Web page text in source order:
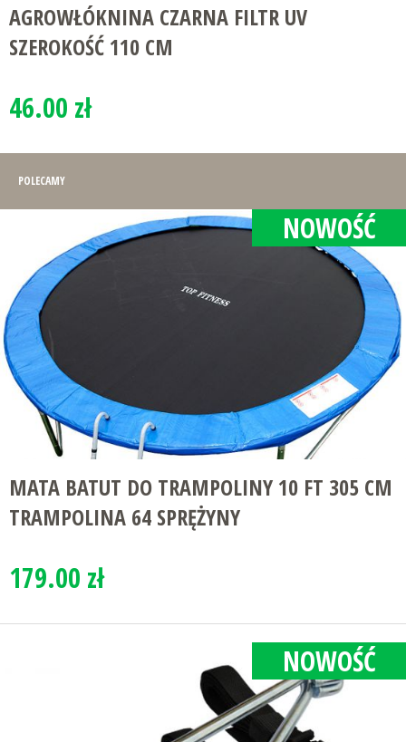
AGROWŁÓKNINA CZARNA FILTR UV
SZEROKOŚĆ 110 CM
46.00 zł
POLECAMY
NOWOŚĆ
MATA BATUT DO TRAMPOLINY 10 FT 305 CM
TRAMPOLINA 64 SPRĘŻYNY
179.00 zł
NOWOŚĆ